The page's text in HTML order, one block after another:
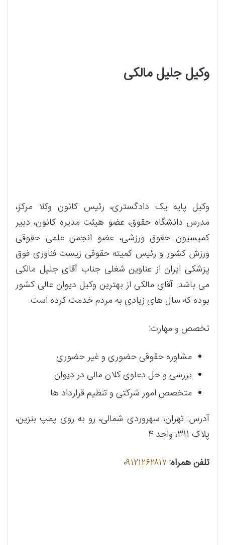
وکیل جلیل مالکی
وکیل پایه یک دادگستری، رئیس کانون وکلا مرکز،
مدرس دانشگاه حقوق، عضو هیئت مدیره کانون، دبیر
کمیسیون حقوق ورزشی، عضو انجمن علمی حقوقی
ورزش کشور و رئیس کمیته حقوقی زیست فناوری فوق
پزشکی ایران از عناوین شغلی جناب آقای جلیل مالکی
می باشد. آقای مالکی از بهترین وکیل دیوان عالی کشور
بوده که سال های زیادی به مردم خدمت کرده است.
تخصص و مهارت:
مشاوره حقوقی حضوری و غیر حضوری
بررسی و حل دعاوی کلان مالی در دیوان
متخصص امور شرکتی و تنظیم قرارداد ها
آدرس: تهران، سهروردی شمالی، رو به روی پمپ بنزین،
پلاک 311، واحد 4
تلفن همراه:٠۹۱۲۱۲۶۲۸۱۷